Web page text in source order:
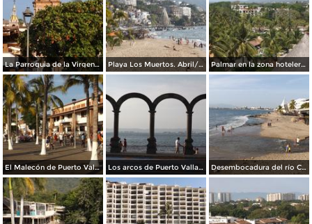
La Parroquia de la Virgen de Guadalupe. Abril/2015 Playa Los Muertos. Abril/2015 Palmar en la zona hotelera. Abril/2015
El Malecón de Puerto Vallarta. Abril/2015 Los arcos de Puerto Vallarta. Abril/2015 Desembocadura del río Cualé en la Bahía de Banderas. Abril/2015